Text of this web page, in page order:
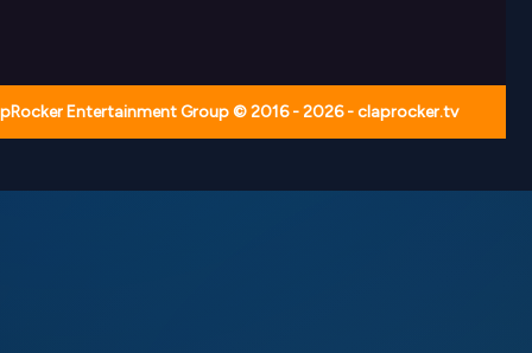
Entertainment Group © 2016 - 2026 - claprocker.tv